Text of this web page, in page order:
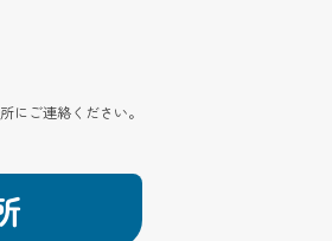
にご連絡ください。